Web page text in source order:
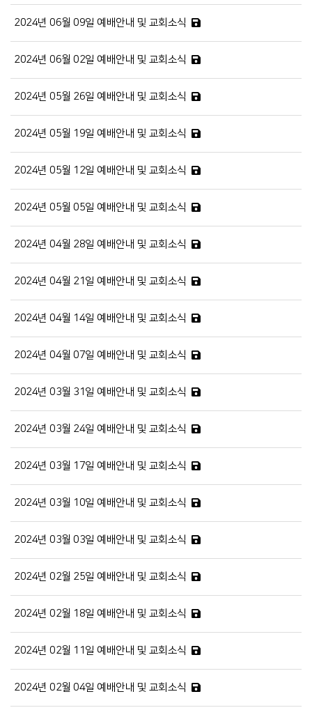
2024년 06월 09일 예배안내 및 교회소식
2024년 06월 02일 예배안내 및 교회소식
2024년 05월 26일 예배안내 및 교회소식
2024년 05월 19일 예배안내 및 교회소식
2024년 05월 12일 예배안내 및 교회소식
2024년 05월 05일 예배안내 및 교회소식
2024년 04월 28일 예배안내 및 교회소식
2024년 04월 21일 예배안내 및 교회소식
2024년 04월 14일 예배안내 및 교회소식
2024년 04월 07일 예배안내 및 교회소식
2024년 03월 31일 예배안내 및 교회소식
2024년 03월 24일 예배안내 및 교회소식
2024년 03월 17일 예배안내 및 교회소식
2024년 03월 10일 예배안내 및 교회소식
2024년 03월 03일 예배안내 및 교회소식
2024년 02월 25일 예배안내 및 교회소식
2024년 02월 18일 예배안내 및 교회소식
2024년 02월 11일 예배안내 및 교회소식
2024년 02월 04일 예배안내 및 교회소식